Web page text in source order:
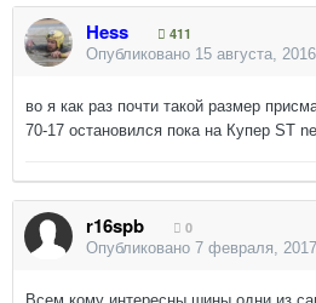
Hess
411
Опубликовано 15 августа, 2016
во я как раз почти такой размер
70-17 остановился пока на Купер ST
r16spb
0
Опубликовано 7 февраля, 2017